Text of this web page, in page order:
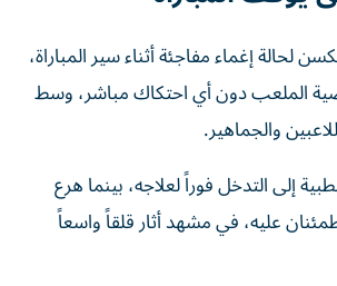
لحالة إغماء مفاجئة أثناء سير المباراة،
الملعب دون أي احتكاك مباشر، وسط
والجماهير.
إلى التدخل فوراً لعلاجه، بينما هرع
عليه، في مشهد أثار قلقاً واسعاً